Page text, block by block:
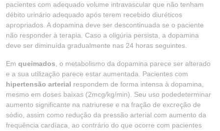
pacientes com adequado volume intravascular que não tenham
débito urinário adequado após terem recebido diuréticos
apropriados. A dopamina deve ser descontinuada se o paciente
não responder à terapia. Caso a oligúria persista, a dopamina
deve ser diminuída gradualmente nas 24 horas seguintes.
Em queimados , o metabolismo da dopamina parece ser alterado
e a sua utilização parece estar aumentada. Pacientes com
hipertensão arterial respondem de forma intensa à dopamina,
mesmo em doses baixas (2mcg/kg/min). Seu uso podedeterminar
aumento significante na natriurese e na fração de excreção de
sódio, assim como redução da pressão arterial com aumento da
frequência cardíaca, ao contrário do que ocorre com pacientes